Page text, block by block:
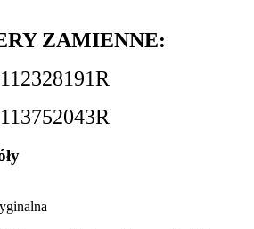
ZAMIENNE:
112328191R
113752043R